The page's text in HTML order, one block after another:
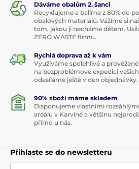
Dáváme obalům 2. šanci
Recyklujeme a balíme z 80% do
obalových materiálů. Vážíme si
tom, jakou ji necháme dětem.
ZERO WASTE firmu.
Rychlá doprava až k vám
Využíváme spolehlivé a
na bezproblémové expedici
odesíláme ještě v den objednávky.
90% zboží máme skladem
Disponujeme vlastními
areálu v Karviné a většinu
přímo u nás.
Přihlaste se do newsletteru